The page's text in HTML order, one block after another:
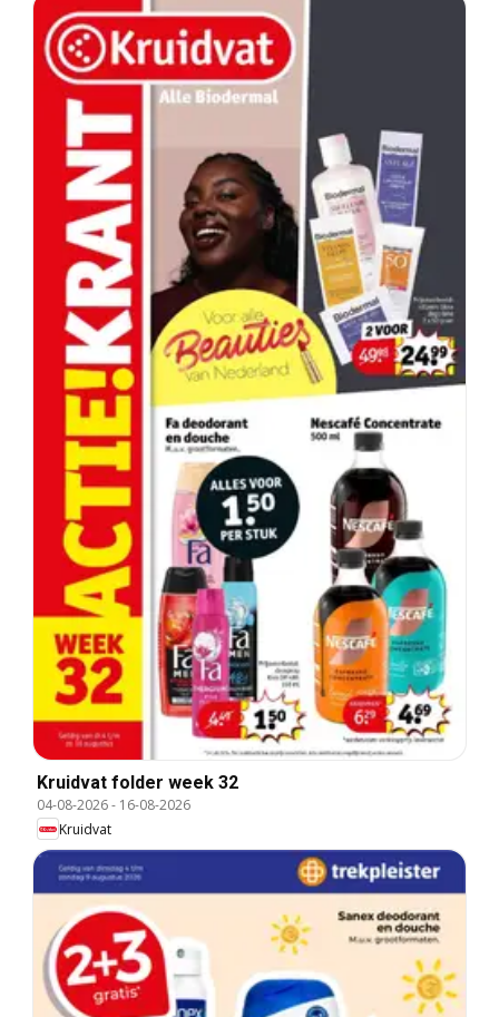
Kruidvat folder week 32
04-08-2026- 16-08-2026
Kruidvat